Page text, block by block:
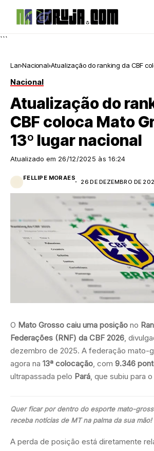
```
Lar Nacional Atualização do ranking da CBF
Nacional
Atualização do
CBF coloca Mato
13º lugar nacional
Atualizado em 26/12/2025 às 16:24
FELLIPE MORAES
26 DE DEZEMBRO DE
O Mato Grosso caiu uma posição no
Federações (RNF) da CBF 2026 ,
dezembro de 2025. A federação mato-
agora na 13ª colocação , com 9.346
ultrapassada pelo Pará , que subiu para o
Quer ficar por dentro do esporte mato-
receba notícias de MT na palma da sua mão!
A perda de posição está diretamente